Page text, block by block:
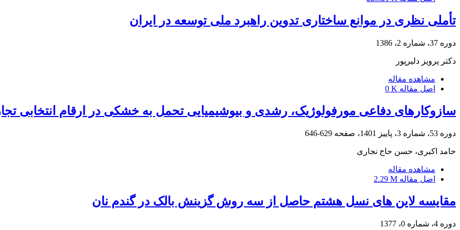
تأملی نظری در موانع ساختاری تدوین راهبرد ملی توسعه در ایران
دوره 37، شماره 2، 1386
دکتر پرویز دلیرپور
مشاهده مقاله
اصل مقاله 0 K
سازوکارهای دفاعی مورفولوژیک، رشدی و بیوشیمیایی تحمل به خشکی در ارقام انتخابی
دوره 53، شماره 3، پاییز 1401، صفحه 629-646
حامد اکبری، حسن حاج نجاری
مشاهده مقاله
اصل مقاله 2.29 M
مقایسه لاین های نسل هشتم حاصل از سه روش گزینش بالک در گندم نان
دوره 4، شماره 0، 1377